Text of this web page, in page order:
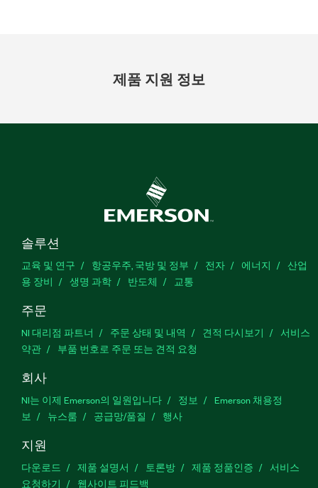
제품 지원 정보
솔루션
교육 및 연구 항공우주, 국방 및 정부 전자 에너지
산업
용 장비
생명 과학 반도체 교통
주문
NI 대리점 파트너 주문 상태 및 내역 견적 다시보기
서비스
약관
부품 번호로 주문 또는 견적 요청
회사
NI는 이제 Emerson의 일원입니다 정보
Emerson 채용정
보
뉴스룸 공급망/품질 행사
지원
다운로드 제품 설명서 토론방 제품 정품인증
서비스
요청하기
웹사이트 피드백